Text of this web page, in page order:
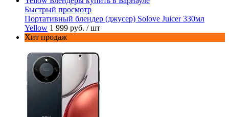
Быстрый просмотр
Портативный блендер (джусер) Solove Juicer 330мл
Yellow 1 999 руб. / шт
Хит продаж